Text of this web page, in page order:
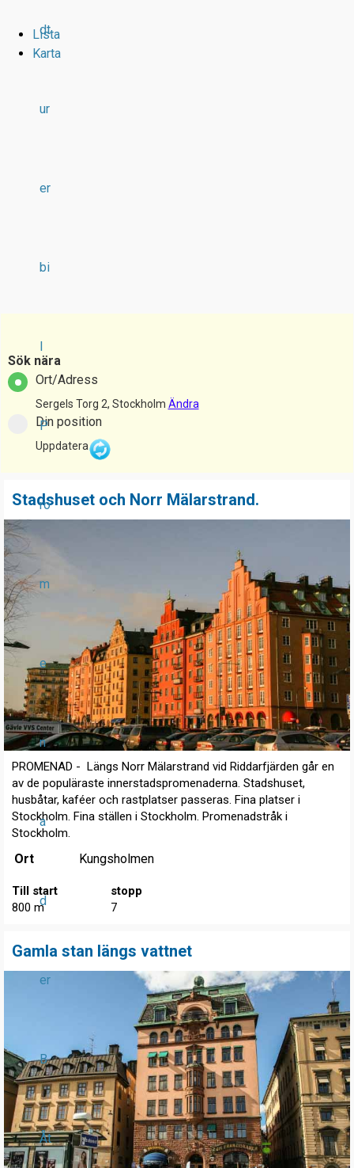
dt
ur
er
bi
l
P
ro
m
e
n
a
d
er
B
Åt
Lista
Karta
Sök nära
Ort/Adress
Sergels Torg 2, Stockholm Ändra
Din position
Uppdatera
Stadshuset och Norr Mälarstrand.
PROMENAD - Längs Norr Mälarstrand vid Riddarfjärden går en
av de populäraste innerstadspromenaderna. Stadshuset,
husbåtar, kaféer och rastplatser passeras. Fina platser i
Stockholm. Fina ställen i Stockholm. Promenadstråk i
Stockholm.
Ort Kungsholmen
Till start
800 m
stopp
7
Gamla stan längs vattnet